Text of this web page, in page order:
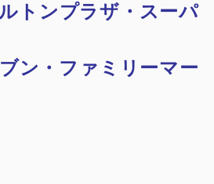
トンプラザ・スーパ
ン・ファミリーマー